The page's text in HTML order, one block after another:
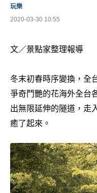
2020-03-30 10:55
玩樂
文／景點家整理報導
冬末初春時序變換，全
爭奇鬥艷的花海外全台
出無限延伸的隧道，走
癒了起來。